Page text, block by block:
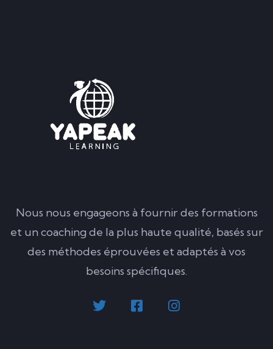
Nous nous engageons à fournir des formations
et un coaching de la plus haute qualité, basés sur
des méthodes éprouvées et adaptés à vos
besoins spécifiques.